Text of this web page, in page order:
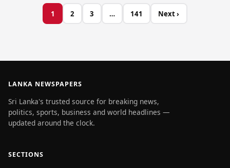
1 2 3 … 141 Next ›
LANKA NEWSPAPERS
Sri Lanka's trusted source for breaking news,
politics, sports, business and world headlines —
updated around the clock.
SECTIONS